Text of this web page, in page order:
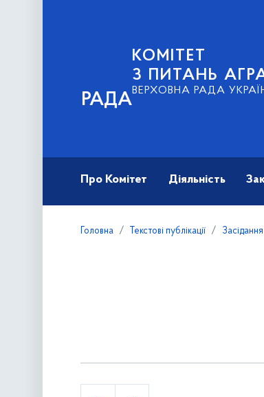
РАДА
КОМІТЕТ
З ПИТАНЬ
ВЕРХОВНА РАДА
Про Комітет Діяльність
Головна Текстові публікації